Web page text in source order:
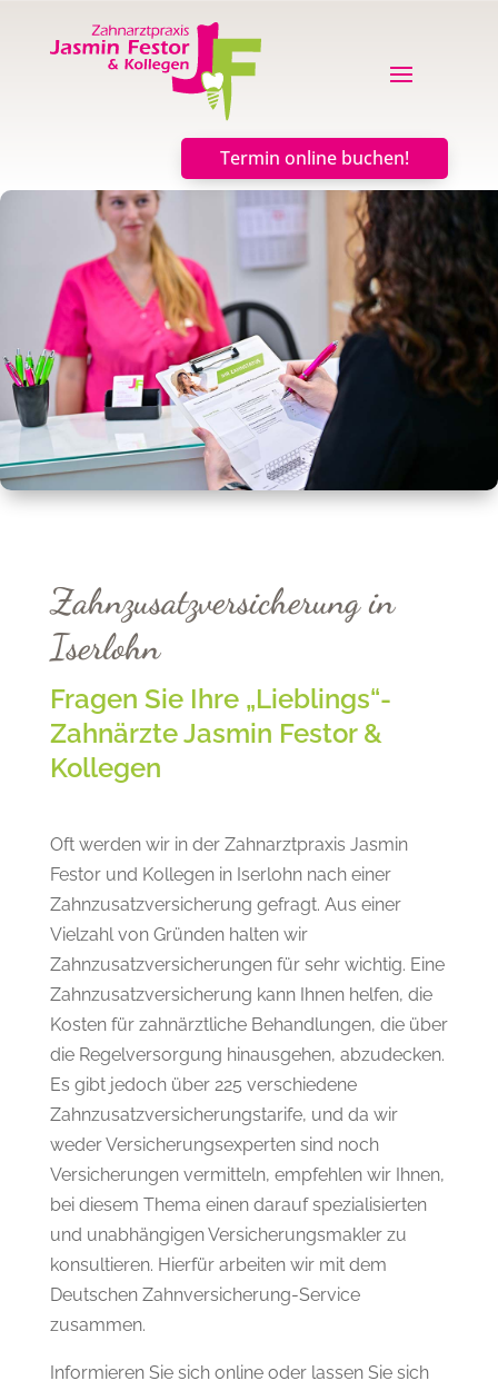
Termin online buchen!
Zahnzusatzversicherung in
Iserlohn
Fragen Sie Ihre „Lieblings“-
Zahnärzte Jasmin Festor &
Kollegen
Oft werden wir in der Zahnarztpraxis Jasmin
Festor und Kollegen in Iserlohn nach einer
Zahnzusatzversicherung gefragt. Aus einer
Vielzahl von Gründen halten wir
Zahnzusatzversicherungen für sehr wichtig. Eine
Zahnzusatzversicherung kann Ihnen helfen, die
Kosten für zahnärztliche Behandlungen, die über
die Regelversorgung hinausgehen, abzudecken.
Es gibt jedoch über 225 verschiedene
Zahnzusatzversicherungstarife, und da wir
weder Versicherungsexperten sind noch
Versicherungen vermitteln, empfehlen wir Ihnen,
bei diesem Thema einen darauf spezialisierten
und unabhängigen Versicherungsmakler zu
konsultieren. Hierfür arbeiten wir mit dem
Deutschen Zahnversicherung-Service
zusammen.
Informieren Sie sich online oder lassen Sie sich